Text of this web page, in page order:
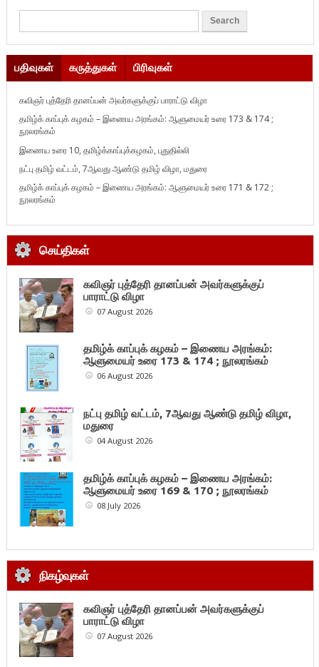
பதிவுகள் கருத்துகள் பிரிவுகள்
கவிஞர் புத்தேரி தானப்பன் அவர்களுக்குப் பாராட்டு விழா
தமிழ்க் காப்புக் கழகம் – இணைய அரங்கம்: ஆளுமையர் உரை 173 & 174 ;
நூலரங்கம்
இணைய உரை 10, தமிழ்க்காப்புக்கழகம், புதுதில்லி
நட்பு தமிழ் வட்டம், 7ஆவது ஆண்டு தமிழ் விழா, மதுரை
தமிழ்க் காப்புக் கழகம் – இணைய அரங்கம்: ஆளுமையர் உரை 171 & 172 ;
நூலரங்கம்
செய்திகள்
கவிஞர் புத்தேரி தானப்பன் அவர்களுக்குப்
பாராட்டு விழா
07 August 2026
தமிழ்க் காப்புக் கழகம் – இணைய அரங்கம்:
ஆளுமையர் உரை 173 & 174 ; நூலரங்கம்
06 August 2026
நட்பு தமிழ் வட்டம், 7ஆவது ஆண்டு தமிழ் விழா,
மதுரை
04 August 2026
தமிழ்க் காப்புக் கழகம் – இணைய அரங்கம்:
ஆளுமையர் உரை 169 & 170 ; நூலரங்கம்
08 July 2026
நிகழ்வுகள்
கவிஞர் புத்தேரி தானப்பன் அவர்களுக்குப்
பாராட்டு விழா
07 August 2026